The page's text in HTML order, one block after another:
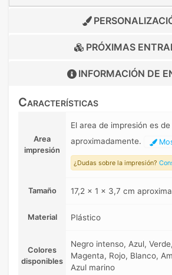
PRÓXIMAS
INFORMACIÓN DE
Características
Area
impresión
El area de impresión es
aproximadamente.
¿Dudas sobre la impresión?
Tamaño 17,2 x 1 x 3,7 cm
Material Plástico
Colores
disponibles
Negro intenso, Azul,
Magenta, Rojo, Blanco,
Azul marino